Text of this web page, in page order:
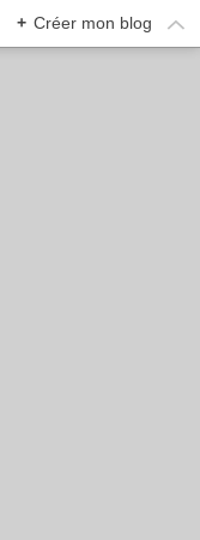
+ Créer mon blog